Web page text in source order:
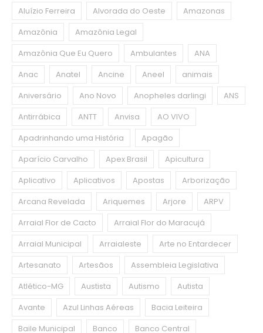
Aluízio Ferreira
Alvorada do Oeste
Amazonas
Amazônia
Amazônia Legal
Amazônia Que Eu Quero
Ambulantes
ANA
Anac
Anatel Ancine Aneel
animais
Aniversário
Ano Novo Anopheles darlingi
ANS
Antirrábica
ANTT Anvisa
AO VIVO
Apadrinhando uma História
Apagão
Aparício Carvalho
Apex Brasil
Apicultura
Aplicativo
Aplicativos Apostas
Arborização
Arcana Revelada
Ariquemes Arjore
ARPV
Arraial Flor de Cacto
Arraial Flor do Maracujá
Arraial Municipal
Arraialeste
Arte no Entardecer
Artesanato
Artesãos
Assembleia Legislativa
Atlético-MG
Austista Autismo
Autista
Avante
Azul Linhas Aéreas
Bacia Leiteira
Baile Municipal
Banco Banco Central